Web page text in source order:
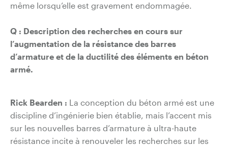
même lorsqu’elle est gravement endommagée.
Q : Description des recherches en cours sur
l’augmentation de la résistance des barres
d’armature et de la ductilité des éléments en béton
armé.
Rick Bearden : La conception du béton armé est une
discipline d’ingénierie bien établie, mais l’accent mis
sur les nouvelles barres d’armature à ultra-haute
résistance incite à renouveler les recherches sur les